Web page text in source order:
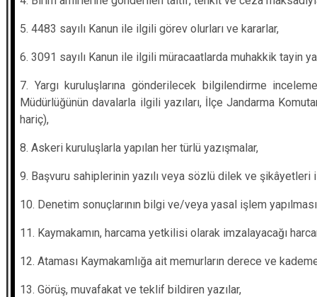
5. 4483 sayılı Kanun ile ilgili görev olurları ve kararlar,
6. 3091 sayılı Kanun ile ilgili müracaatlarda muhakkik tayin
7. Yargı kuruluşlarına gönderilecek bilgilendirme
Müdürlüğünün davalarla ilgili yazıları, İlçe Jandarma
hariç),
8. Askeri kuruluşlarla yapılan her türlü yazışmalar,
9. Başvuru sahiplerinin yazılı veya sözlü dilek ve
10. Denetim sonuçlarının bilgi ve/veya yasal işlem
11. Kaymakamın, harcama yetkilisi olarak imzalayacağı
12. Ataması Kaymakamlığa ait memurların derece ve
13. Görüş, muvafakat ve teklif bildiren yazılar,